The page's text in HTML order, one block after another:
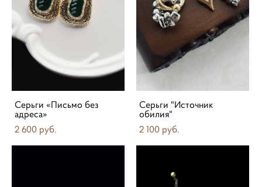
Серьги «Письмо без
адреса»
2 600 pуб.
Серьги "Источник
обилия"
2 100 pуб.